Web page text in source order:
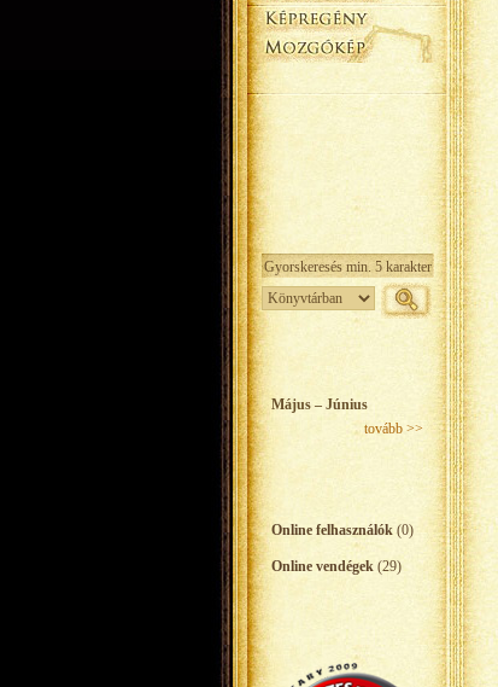
Május – Június
tovább >>
Online felhasználók (0)
Online vendégek(29)